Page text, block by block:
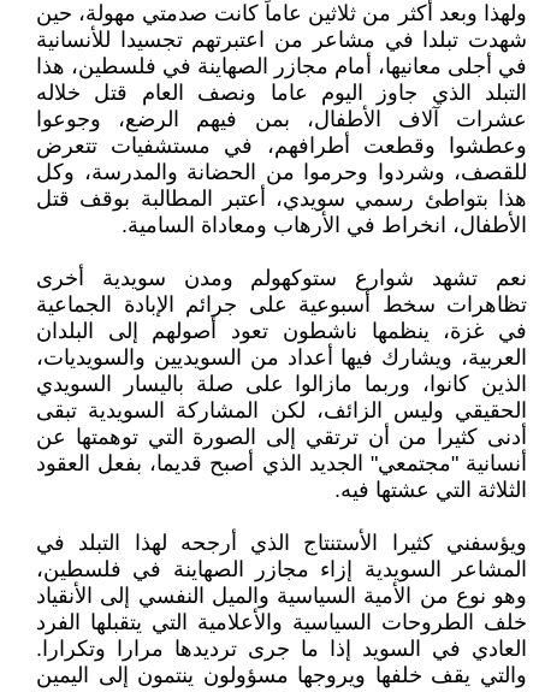
ولهذا وبعد أكثر من ثلاثين عاماً كانت صدمتي مهولة، حين
شهدت تبلدا في مشاعر من اعتبرتهم تجسيدا للأنسانية
في أجلى معانيها، أمام مجازر الصهاينة في فلسطين، هذا
التبلد الذي جاوز اليوم عاما ونصف العام قتل خلاله
عشرات آلاف الأطفال، بمن فيهم الرضع، وجوعوا
وعطشوا وقطعت أطرافهم، في مستشفيات تتعرض
للقصف، وشردوا وحرموا من الحضانة والمدرسة، وكل
هذا بتواطئ رسمي سويدي، أعتبر المطالبة بوقف قتل
الأطفال، انخراط في الأرهاب ومعاداة السامية.
نعم تشهد شوارع ستوكهولم ومدن سويدية أخرى
تظاهرات سخط أسبوعية على جرائم الإبادة الجماعية
في غزة، ينظمها ناشطون تعود أصولهم إلى البلدان
العربية، ويشارك فيها أعداد من السويديين والسويديات،
الذين كانوا، وربما مازالوا على صلة باليسار السويدي
الحقيقي وليس الزائف، لكن المشاركة السويدية تبقى
أدنى كثيرا من أن ترتقي إلى الصورة التي توهمتها عن
أنسانية "مجتمعي" الجديد الذي أصبح قديما، بفعل العقود
الثلاثة التي عشتها فيه.
ويؤسفني كثيرا الأستنتاج الذي أرجحه لهذا التبلد في
المشاعر السويدية إزاء مجازر الصهاينة في فلسطين،
وهو نوع من الأمية السياسية والميل النفسي إلى الأنقياد
خلف الطروحات السياسية والأعلامية التي يتقبلها الفرد
العادي في السويد إذا ما جرى ترديدها مرارا وتكرارا.
والتي يقف خلفها ويروجها مسؤولون ينتمون إلى اليمين